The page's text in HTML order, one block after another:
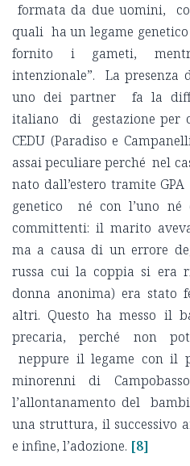
formata da due uomini,
quali ha un legame
fornito i gameti,
intenzionale”. La presenza
uno dei partner fa la
italiano di gestazione per
CEDU (Paradiso e
assai peculiare perché nel
nato dall’estero tramite
genetico né con l’uno
committenti: il marito
ma a causa di un errore
russa cui la coppia si era
donna anonima) era
altri. Questo ha messo il
precaria, perché non
neppure il legame con
minorenni di
l’allontanamento del
una struttura, il successivo
e infine, l’adozione. [8]